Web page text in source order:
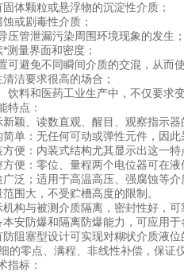
体颗粒或悬浮物的沉淀性介质；
或剧毒性介质；
压管泄漏污染周围环境现象的发生
测量界面和密度；
可避免不同瞬间介质的交混，从而
洁要求很高的场合；
饮料和医药工业生产中，不仅要求
特点：
新颖、读数直观、醒目、观察指示器
简单：无任何可动或弹性元件，因此
便：内装式结构尤其显示出这一特
便：零位、量程两个电位器可在
广泛；适用于高温高压、强腐蚀等介
围大，不受贮槽高度的限制。
构与被测介质隔离，密封性好，可
安防爆和隔离防爆能力，可应用于
阻塞型设计可实现对糊状介质液位
的零点、满程、非线性补偿，保证
指标：